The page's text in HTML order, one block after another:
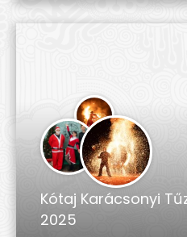
Kótaj Karácsonyi
2025